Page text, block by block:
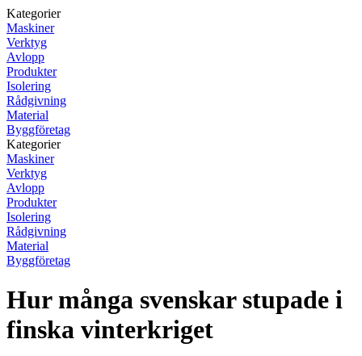
Kategorier
Maskiner
Verktyg
Avlopp
Produkter
Isolering
Rådgivning
Material
Byggföretag
Kategorier
Maskiner
Verktyg
Avlopp
Produkter
Isolering
Rådgivning
Material
Byggföretag
Hur många svenskar stupade i
finska vinterkriget